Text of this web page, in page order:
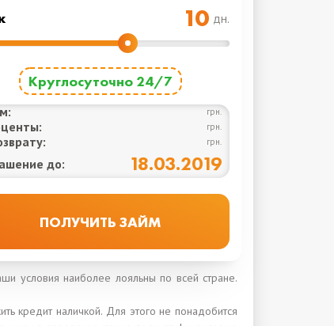
дн.
Круглосуточно 24/7
грн.
грн.
грн.
до: 18.03.2019
условия наиболее лояльны по всей стране.
кредит наличкой. Для этого не понадобится